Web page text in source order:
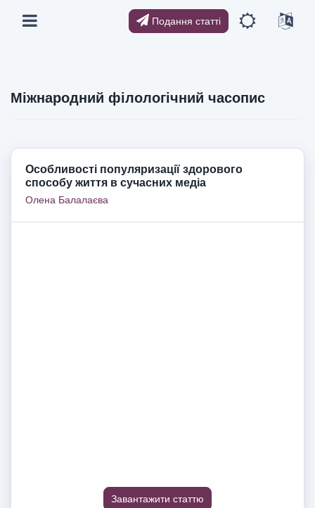
Подання статті
Міжнародний філологічний часопис
Особливості популяризації здорового
способу життя в сучасних медіа
Олена Балалаєва
Завантажити статтю